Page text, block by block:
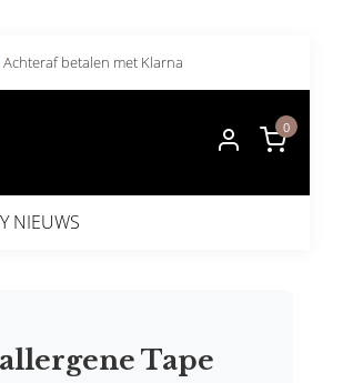
Achteraf betalen met Klarna
0
NIEUWS
Tape